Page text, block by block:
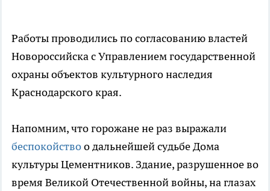
Работы проводились по согласованию властей
Новороссийска с Управлением государственной
охраны объектов культурного наследия
Краснодарского края.
Напомним, что горожане не раз выражали
беспокойствоо дальнейшей судьбе Дома
культуры Цементников. Здание, разрушенное во
время Великой Отечественной войны, на глазах